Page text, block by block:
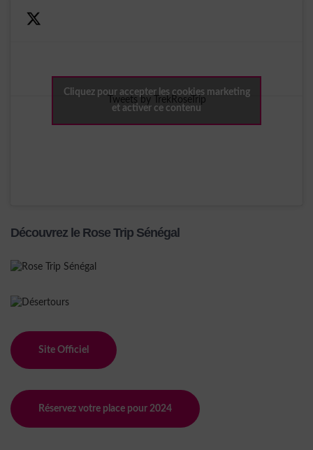
Tweets by TrekRoseTrip
Cliquez pour accepter les cookies marketing
et activer ce contenu
Découvrez le Rose Trip Sénégal
Site Officiel
Réservez votre place pour 2024